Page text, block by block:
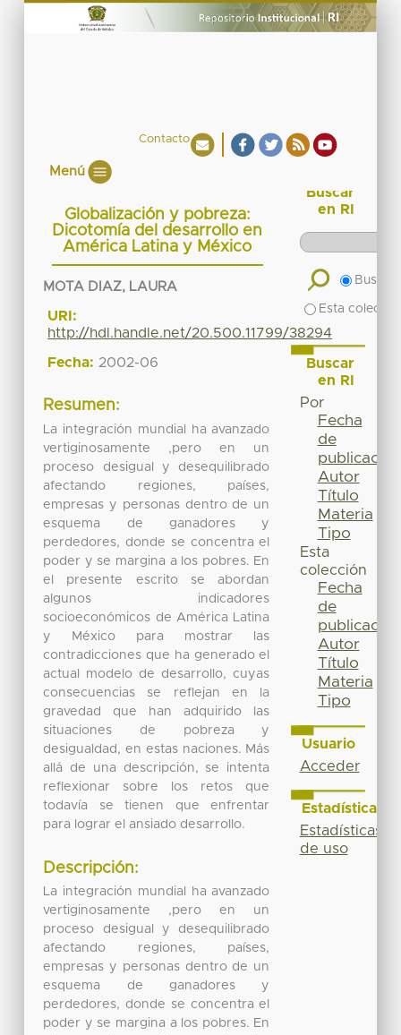
Contacto
Menú
Globalización y pobreza:
Dicotomía del desarrollo en
América Latina y México
MOTA DIAZ, LAURA
URI:
http://hdl.handle.net/20.500.11799/38294
Fecha: 2002-06
Resumen:
La integración mundial ha avanzado
vertiginosamente ,pero en un
proceso desigual y desequilibrado
afectando regiones, países,
empresas y personas dentro de un
esquema de ganadores y
perdedores, donde se concentra el
poder y se margina a los pobres. En
el presente escrito se abordan
algunos indicadores
socioeconómicos de América Latina
y México para mostrar las
contradicciones que ha generado el
actual modelo de desarrollo, cuyas
consecuencias se reflejan en la
gravedad que han adquirido las
situaciones de pobreza y
desigualdad, en estas naciones. Más
allá de una descripción, se intenta
reflexionar sobre los retos que
todavía se tienen que enfrentar
para lograr el ansiado desarrollo.
Descripción:
La integración mundial ha avanzado
vertiginosamente ,pero en un
proceso desigual y desequilibrado
afectando regiones, países,
empresas y personas dentro de un
esquema de ganadores y
perdedores, donde se concentra el
poder y se margina a los pobres. En
Buscar
en RI
Buscar
Esta
Buscar
en RI
Por
Fecha
de
publicación
Autor
Título
Materia
Tipo
Esta
colección
Fecha
de
publicación
Autor
Título
Materia
Tipo
Usuario
Acceder
Estadísticas
Estadísticas
de uso